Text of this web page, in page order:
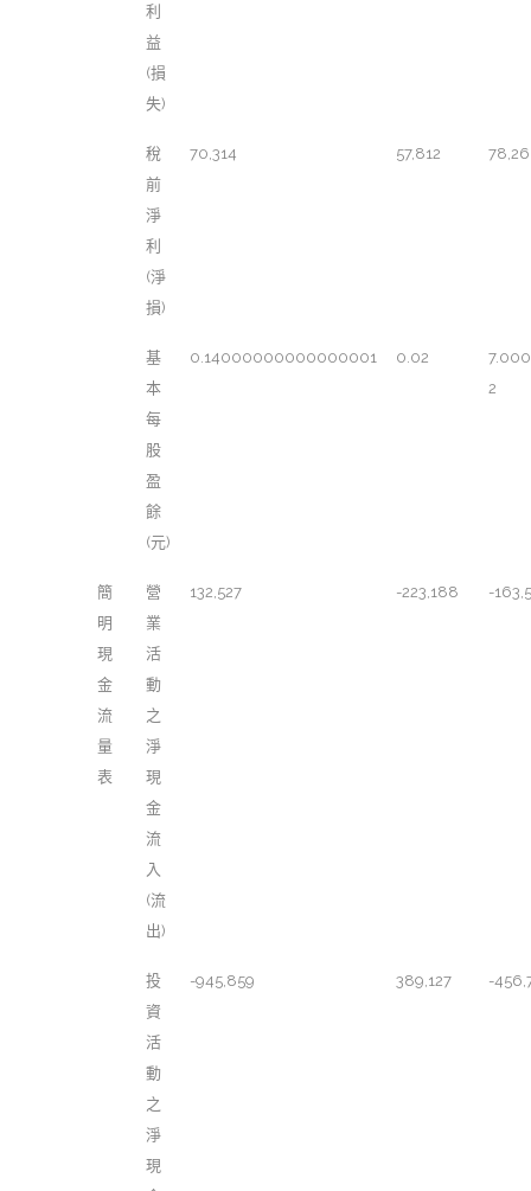
利
益
(損
失)
稅
前
淨
利
(淨
損)
70,314 57,812
基
本
每
股
盈
餘
(元)
0.14000000000000001 0.02
2
簡
明
現
金
流
量
表
營
業
活
動
之
淨
現
金
流
入
(流
出)
132,527 -223,188 -
投
資
活
動
之
淨
現
-945,859 389,127 -